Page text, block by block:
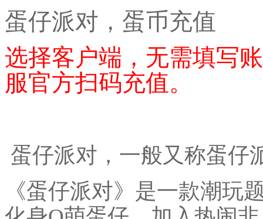
蛋仔派对，蛋币充值
选择客户端，无需填写
服官方扫码充值。
蛋仔派对，一般又称蛋仔
《蛋仔派对》是一款潮玩